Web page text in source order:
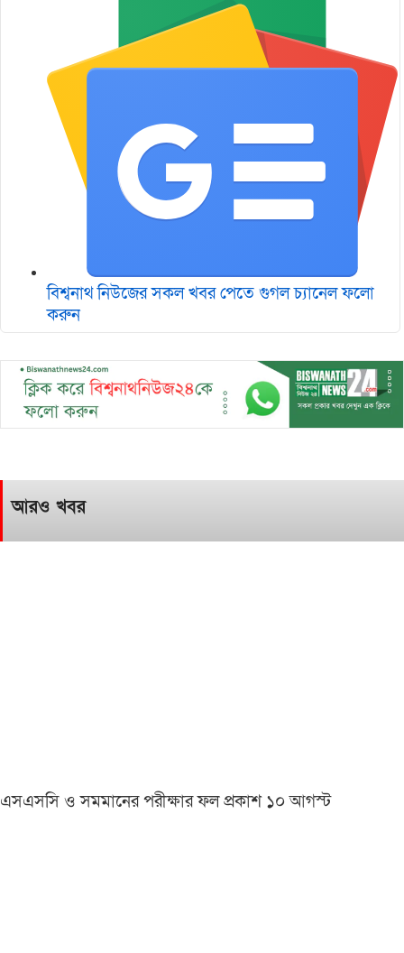
বিশ্বনাথ নিউজের সকল খবর পেতে গুগল চ‌্যানেল ফলো
করুন
আরও খবর
এসএসসি ও সমমানের পরীক্ষার ফল প্রকাশ ১০ আগস্ট